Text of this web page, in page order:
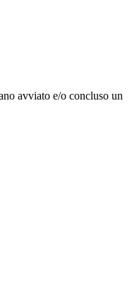
avviato e/o concluso un